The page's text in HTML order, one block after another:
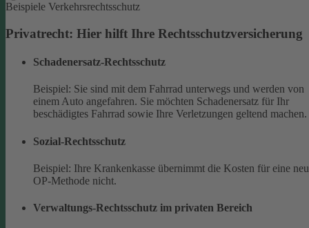
Beispiele Verkehrsrechtsschutz
Privatrecht: Hier hilft Ihre Rechtsschutzversicherung
Schadenersatz-Rechtsschutz
Beispiel: Sie sind mit dem Fahrrad unterwegs und werden von
einem Auto angefahren. Sie möchten Schadenersatz für Ihr
beschädigtes Fahrrad sowie Ihre Verletzungen geltend machen.
Sozial-Rechtsschutz
Beispiel: Ihre Krankenkasse übernimmt die Kosten für eine
OP-Methode nicht.
Verwaltungs-Rechtsschutz im privaten Bereich